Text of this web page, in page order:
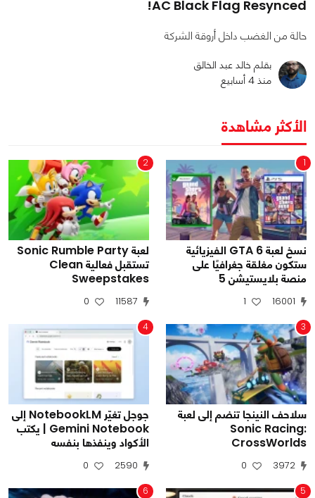
AC Black Flag Resynced!
حالة من الغضب داخل أروقة الشركة
بقلم خالد عبد الخالق
منذ 4 أسابيع
الأكثر مشاهدة
1
نسخ لعبة GTA 6 الفيزيائية
ستكون مغلقة جغرافيًا على
منصة بلايستيشن 5
16001
1
2
لعبة Sonic Rumble Party
تستقبل فعالية Clean
Sweepstakes
11587
0
3
سلاحف النينجا تنضم إلى لعبة
Sonic Racing:
CrossWorlds
3972
0
4
جوجل تغيّر NotebookLM إلى
Gemini Notebook | يكتب
الأكواد وينفذها بنفسه
2590
0
5
6